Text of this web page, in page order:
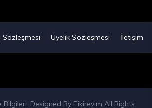
Sözleşmesi Üyelik Sözleşmesi İletişim
Designed By Fikirevim All Rights